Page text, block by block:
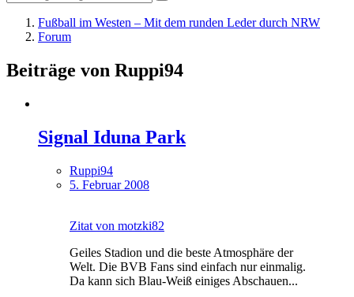
Fußball im Westen – Mit dem runden Leder durch NRW
Forum
Beiträge von Ruppi94
Signal Iduna Park
Ruppi94
5. Februar 2008
Zitat von motzki82
Geiles Stadion und die beste Atmosphäre der
Welt. Die BVB Fans sind einfach nur einmalig.
Da kann sich Blau-Weiß einiges Abschauen...